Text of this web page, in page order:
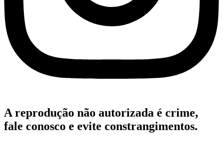
A reprodução não autorizada é crime,
fale conosco e evite constrangimentos.